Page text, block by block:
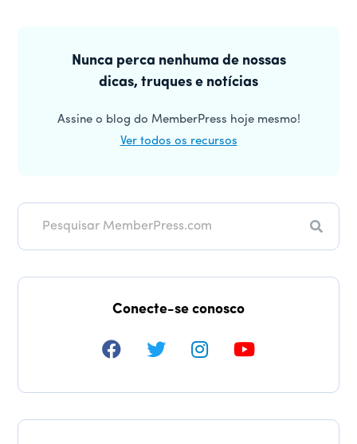
lateralNunca perca nenhuma de nossas
dicas, truques e notícias
Assine o blog do MemberPress hoje mesmo!
Ver todos os recursos
Conecte-se conosco